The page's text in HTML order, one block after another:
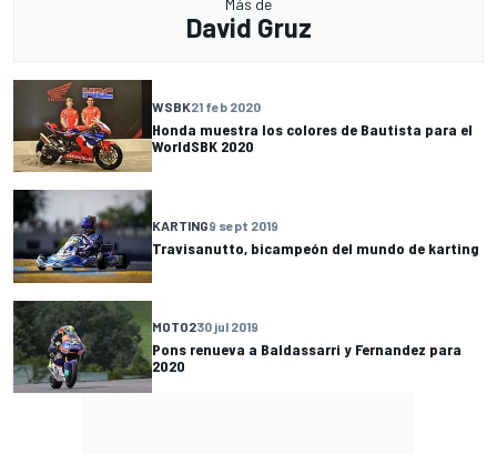
Más de
David Gruz
WSBK21 feb 2020
Honda muestra los colores de Bautista para el
WorldSBK 2020
KARTING9 sept 2019
Travisanutto, bicampeón del mundo de karting
MOTO230 jul 2019
Pons renueva a Baldassarri y Fernandez para
2020